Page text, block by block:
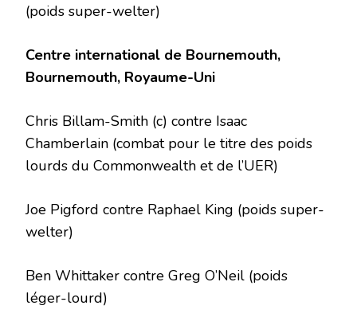
(poids super-welter)
Centre international de Bournemouth,
Bournemouth, Royaume-Uni
Chris Billam-Smith (c) contre Isaac
Chamberlain (combat pour le titre des poids
lourds du Commonwealth et de l’UER)
Joe Pigford contre Raphael King (poids super-
welter)
Ben Whittaker contre Greg O’Neil (poids
léger-lourd)